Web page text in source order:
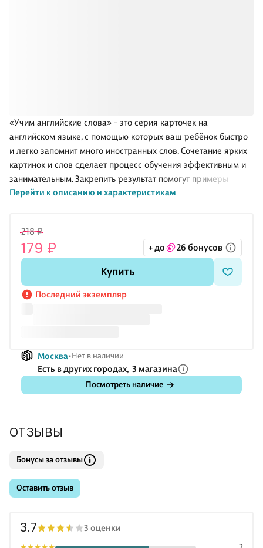
«Учим английские слова» - это серия карточек на
английском языке, с помощью которых ваш ребёнок быстро
и легко запомнит много иностранных слов. Сочетание ярких
картинок и слов сделает процесс обучения эффективным и
занимательным. Закрепить результат помогут примеры
употребления слов в предложениях.
Перейти к описанию и характеристикам
218 ₽
179 ₽ + до 26 бонусов
Купить
Последний экземпляр
Москва Нет в наличии
Есть в других городах, 3 магазина
Посмотреть наличие
ОТЗЫВЫ
Бонусы за отзывы
Оставить отзыв
3.7
3 оценки